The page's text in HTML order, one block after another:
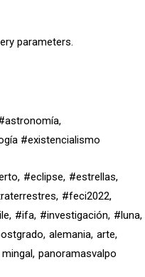
parameters.
#existencialismo
#eclipse #estrellas
#feci2022
#ifa #investigación #luna
alemania arte
mingal panoramasvalpo